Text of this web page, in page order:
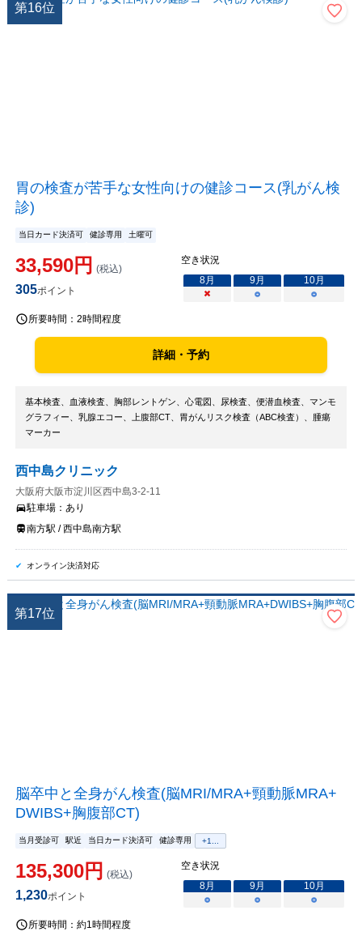
第16位
胃の検査が苦手な女性向けの健診コース(乳がん検
診)
当日カード決済可 健診専用 土曜可
33,590円 (税込)
305ポイント
空き状況
8月 9月 10月
×
○ ○
所要時間： 2時間程度
詳細・予約
基本検査、血液検査、胸部レントゲン、心電図、尿検査、便潜血検査、マンモ
グラフィー、乳腺エコー、上腹部CT、胃がんリスク検査（ABC検査）、腫瘍
マーカー
西中島クリニック
大阪府大阪市淀川区西中島3-2-11
駐車場： あり
南方駅 / 西中島南方駅
オンライン決済対応
第17位
脳卒中と全身がん検査(脳MRI/MRA+頸動脈MRA+
DWIBS+胸腹部CT)
当月受診可 駅近 当日カード決済可 健診専用 +1...
135,300円 (税込)
1,230ポイント
空き状況
8月 9月 10月
○
○ ○
所要時間： 約1時間程度